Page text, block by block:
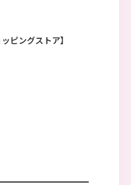
ピングストア】